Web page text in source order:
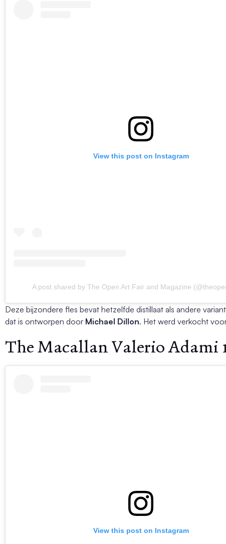
View this post on Instagram
A post shared by The Open Art Fair and Magazine
Deze bijzondere fles bevat hetzelfde distillaat als andere
dat is ontworpen door Michael Dillon. Het werd verkocht
The Macallan Valerio Adami
View this post on Instagram